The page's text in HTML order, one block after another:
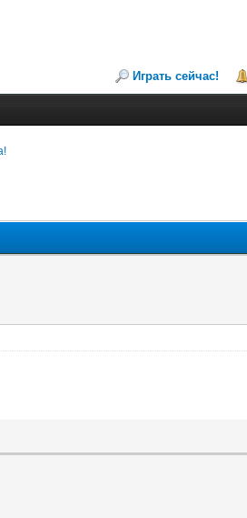
Играть сейчас!